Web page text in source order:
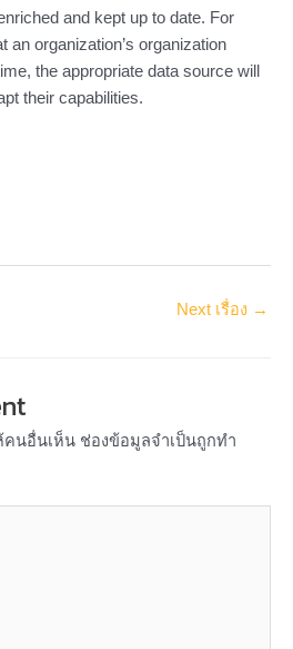
and kept up to date. For
an organization’s organization
the appropriate data source will
their capabilities.
Next เรื่อง →
คนอื่นเห็น ช่องข้อมูลจำเป็นถูกทำ